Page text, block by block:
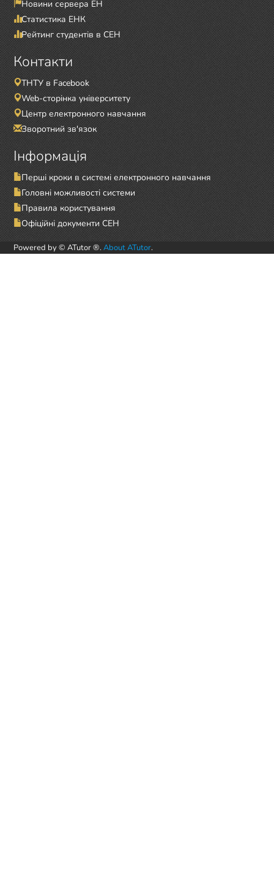
Новини сервера ЕН
Статистика ЕНК
Рейтинг студентів в СЕН
Контакти
ТНТУ в Facebook
Web-сторінка університету
Центр електронного навчання
Зворотний зв'язок
Інформація
Перші кроки в системі електронного навчання
Головні можливості системи
Правила користування
Офіційні документи СЕН
Powered by © ATutor ®. About ATutor.